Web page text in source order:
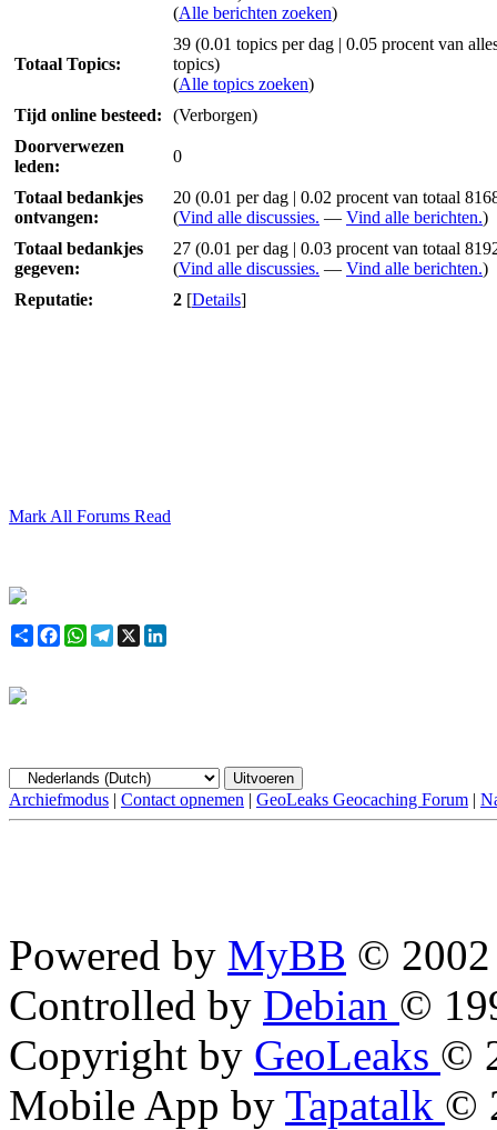
(Alle berichten zoeken)
Totaal Topics:
39 (0.01 topics per dag | 0.05 procent van
topics)
(Alle topics zoeken)
Tijd online besteed:
(Verborgen)
Doorverwezen
leden:
0
Totaal bedankjes
ontvangen:
20 (0.01 per dag | 0.02 procent van totaal
(Vind alle discussies. — Vind alle berichten.)
Totaal bedankjes
gegeven:
27 (0.01 per dag | 0.03 procent van totaal
(Vind alle discussies. — Vind alle berichten.)
Reputatie:
2 [Details]
Mark All Forums Read
ShareFacebook
WhatsApp
Telegram
X
Archiefmodus | Contact opnemen | GeoLeaks Geocaching Forum |
Powered by MyBB ©
Controlled by Debian ©
Copyright by GeoLeaks ©
Mobile App by Tapatalk ©